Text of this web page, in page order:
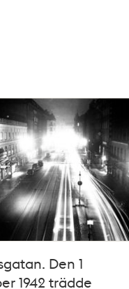
Den 1
1942 trädde